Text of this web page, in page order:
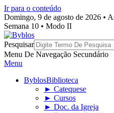
Ir para o conteúdo
Domingo, 9 de agosto de 2026 •
Semana 10 • Modo II
Byblos
Pesquisar
Menu De Navegação Secundário
Menu
ByblosBiblioteca
► Catequese
► Cursos
► Doc. da Igreja